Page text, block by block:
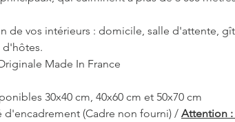
de vos intérieurs : domicile, salle d'attente,
d'hôtes.
Made In France
30x40 cm, 40x60 cm et 50x70 cm
d'encadrement (Cadre non fourni) / Attention :